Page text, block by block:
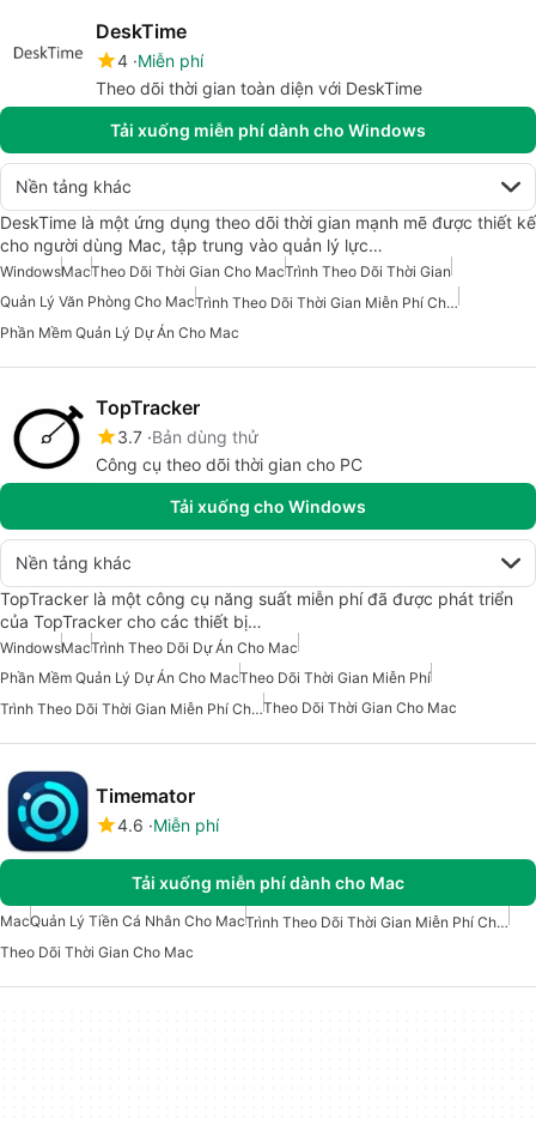
DeskTime
4 Miễn phí
Theo dõi thời gian toàn diện với DeskTime
Tải xuống miễn phí dành cho Windows
Nền tảng khác
DeskTime là một ứng dụng theo dõi thời gian mạnh mẽ được thiết kế
cho người dùng Mac, tập trung vào quản lý lực…
WindowsMacTheo Dõi Thời Gian Cho MacTrình Theo Dõi Thời Gian
Quản Lý Văn Phòng Cho Mac
Trình Theo Dõi Thời Gian Miễn Phí Cho Mac
Phần Mềm Quản Lý Dự Án Cho Mac
TopTracker
3.7 Bản dùng thử
Công cụ theo dõi thời gian cho PC
Tải xuống cho Windows
Nền tảng khác
TopTracker là một công cụ năng suất miễn phí đã được phát triển
của TopTracker cho các thiết bị…
WindowsMacTrình Theo Dõi Dự Án Cho Mac
Phần Mềm Quản Lý Dự Án Cho MacTheo Dõi Thời Gian Miễn Phí
Trình Theo Dõi Thời Gian Miễn Phí Cho MacTheo Dõi Thời Gian Cho Mac
Timemator
4.6 Miễn phí
Tải xuống miễn phí dành cho Mac
MacQuản Lý Tiền Cá Nhân Cho Mac
Trình Theo Dõi Thời Gian Miễn Phí Cho Mac
Theo Dõi Thời Gian Cho Mac